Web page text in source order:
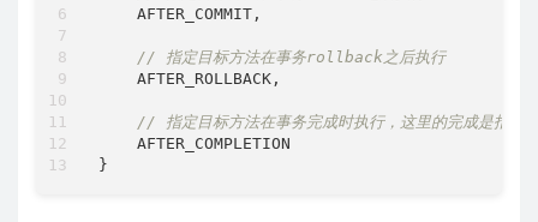
    AFTER_COMMIT,
// 指定目标方法在事务rollback之后执行
    AFTER_ROLLBACK,
// 指定目标方法在事务完成时执行，这里的完成是指无
    AFTER_COMPLETION